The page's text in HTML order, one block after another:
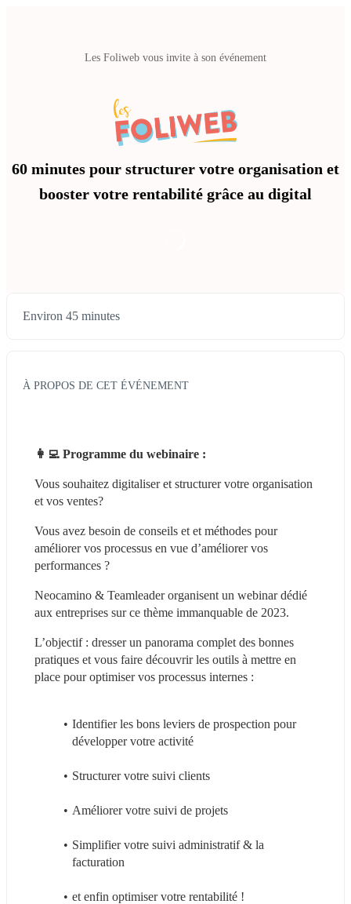
Les Foliweb vous invite à son événement
60 minutes pour structurer votre organisation et
booster votre rentabilité grâce au digital
Environ 45 minutes
À PROPOS DE CET ÉVÉNEMENT
👩‍💻 Programme du webinaire :
Vous souhaitez digitaliser et structurer votre organisation
et vos ventes?
Vous avez besoin de conseils et et méthodes pour
améliorer vos processus en vue d’améliorer vos
performances ?
Neocamino & Teamleader organisent un webinar dédié
aux entreprises sur ce thème immanquable de 2023.
L’objectif : dresser un panorama complet des bonnes
pratiques et vous faire découvrir les outils à mettre en
place pour optimiser vos processus internes :
Identifier les bons leviers de prospection pour
développer votre activité
Structurer votre suivi clients
Améliorer votre suivi de projets
Simplifier votre suivi administratif & la
facturation
et enfin optimiser votre rentabilité !